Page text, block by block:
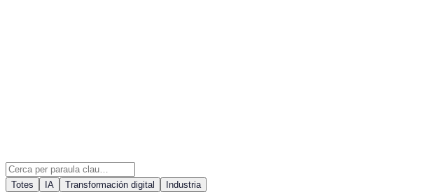
Totes IA Transformación digital Industria